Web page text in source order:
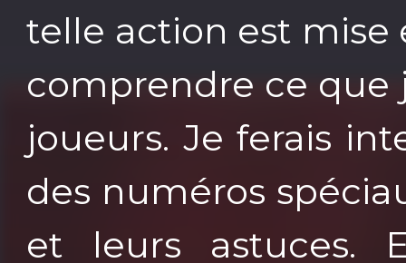
telle action est
comprendre ce que
joueurs. Je ferais
des numéros
et leurs astuces.